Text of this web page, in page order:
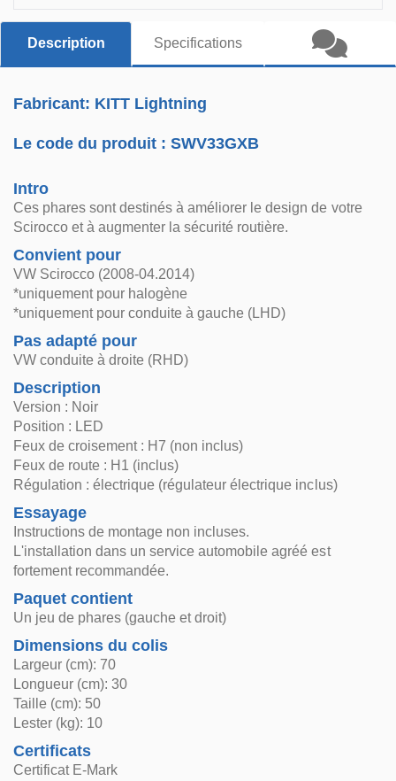
Description Specifications
Fabricant: KITT Lightning
Le code du produit :SWV33GXB
Intro
Ces phares sont destinés à améliorer le design de votre
Scirocco et à augmenter la sécurité routière.
Convient pour
VW Scirocco (2008-04.2014)
*uniquement pour halogène
*uniquement pour conduite à gauche (LHD)
Pas adapté pour
VW conduite à droite (RHD)
Description
Version : Noir
Position : LED
Feux de croisement : H7 (non inclus)
Feux de route : H1 (inclus)
Régulation : électrique (régulateur électrique inclus)
Essayage
Instructions de montage non incluses.
L'installation dans un service automobile agréé est
fortement recommandée.
Paquet contient
Un jeu de phares (gauche et droit)
Dimensions du colis
Largeur (cm): 70
Longueur (cm): 30
Taille (cm): 50
Lester (kg): 10
Certificats
Certificat E-Mark